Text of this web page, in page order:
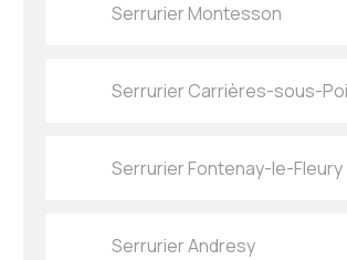
Serrurier Montesson
Serrurier Carrières-sous-
Serrurier Fontenay-le-Fleury
Serrurier Andresy